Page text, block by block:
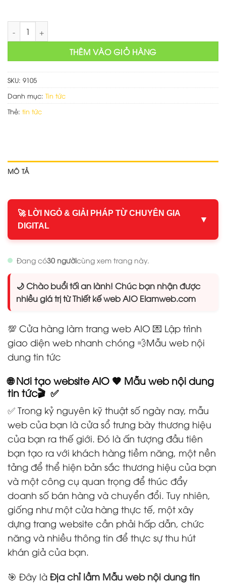
Mẫu web nội dung tin tức số lượng
THÊM VÀO GIỎ HÀNG
SKU: 9105
Danh mục: Tin tức
Thẻ: tin tức
MÔ TẢ
🚀 LỜI NGỎ & GIẢI PHÁP TỪ CHUYÊN GIA
DIGITAL
▼
Đang có30 ngườicùng xem trang này.
🌙 Chào buổi tối an lành! Chúc bạn nhận được
nhiều giá trị từ Thiết kế web AIO Elamweb.com
💯 Cửa hàng làm trang web AIO 💌 Lập trình
giao diện web nhanh chóng 💨Mẫu web nội
dung tin tức
🌐 Nơi tạo website AIO 🧡 Mẫu web nội dung
tin tức🎬 ✅
✅ Trong kỷ nguyên kỹ thuật số ngày nay, mẫu
web của bạn là cửa sổ trưng bày thương hiệu
của bạn ra thế giới. Đó là ấn tượng đầu tiên
bạn tạo ra với khách hàng tiềm năng, một nền
tảng để thể hiện bản sắc thương hiệu của bạn
và một công cụ quan trọng để thúc đẩy
doanh số bán hàng và chuyển đổi. Tuy nhiên,
giống như một cửa hàng thực tế, một xây
dựng trang website cần phải hấp dẫn, chức
năng và nhiều thông tin để thực sự thu hút
khán giả của bạn.
🎯 Đây là Địa chỉ lầm Mẫu web nội dung tin